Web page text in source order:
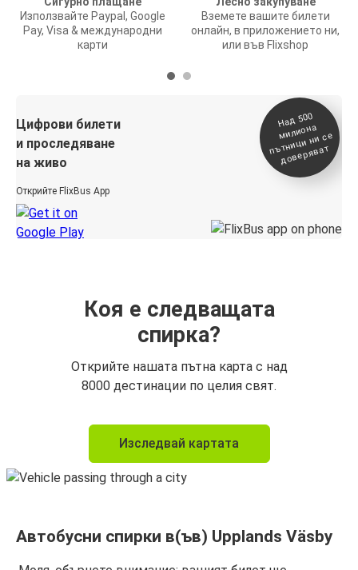
Използвайте Paypal, Google
Pay, Visa & международни
карти
Вземете вашите билети
онлайн, в приложението ни,
или във Flixshop
Цифрови билети
и проследяване
на живо
Открийте FlixBus App
На
д 500
милиона
п
ътници ни се
доверяват
Коя е следващата
спирка?
Открийте нашата пътна карта с над
8000 дестинации по целия свят.
Изследвай картата
Автобусни спирки в(ъв) Upplands Väsby